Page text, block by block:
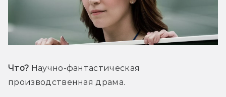
Что? Научно-фантастическая
производственная драма.